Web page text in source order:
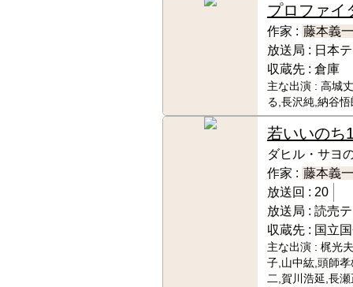
プロファイ
作家 : 藤本義一
放送局 : 日本
収蔵先 : 倉庫
主な出演 : 高城
る,長沢純,納谷悟
若いいのち
ダヒル・サヨ
作家 : 藤本義一
放送回 : 20
放送局 : 読売
収蔵先 : 国立
主な出演 : 梶光
子,山中紘,頭師
二,賀川浩延,長